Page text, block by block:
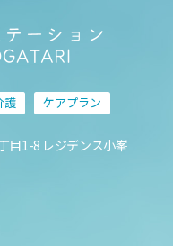
護 ケアプラン
目1-8 レジデンス小峯